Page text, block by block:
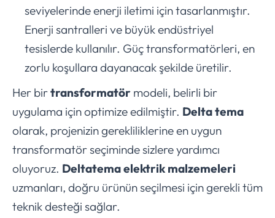
seviyelerinde enerji iletimi için tasarlanmıştır.
Enerji santralleri ve büyük endüstriyel
tesislerde kullanılır. Güç transformatörleri, en
zorlu koşullara dayanacak şekilde üretilir.
Her birtransformatör modeli, belirli bir
uygulama için optimize edilmiştir. Delta tema
olarak, projenizin gerekliliklerine en uygun
transformatör seçiminde sizlere yardımcı
oluyoruz. Deltatema elektrik malzemeleri
uzmanları, doğru ürünün seçilmesi için gerekli tüm
teknik desteği sağlar.